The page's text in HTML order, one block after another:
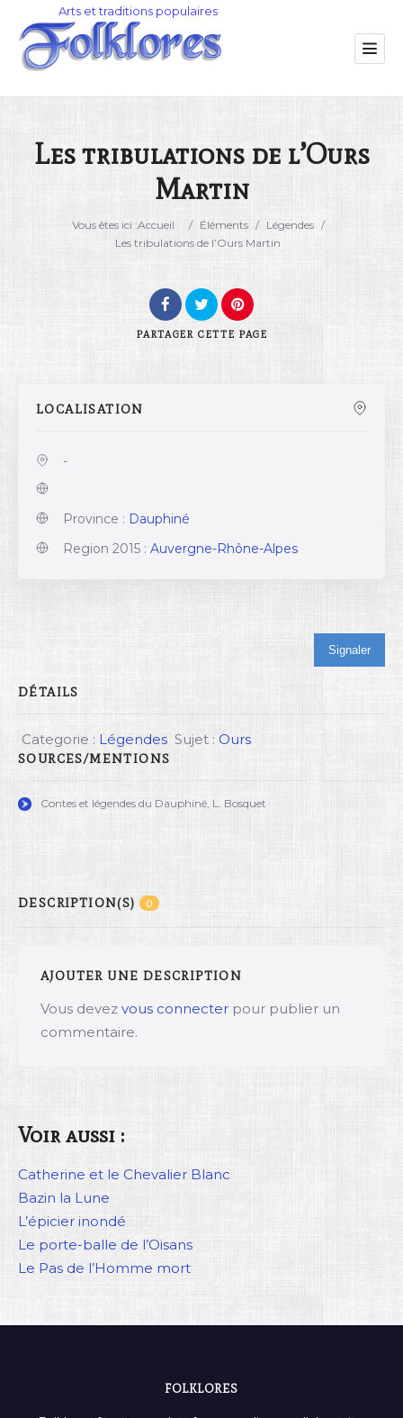
Les tribulations de l’Ours
Martin
Vous êtes ici :Accueil / Éléments / Légendes /
Les tribulations de l’Ours Martin
PARTAGER CETTE PAGE
LOCALISATION
-
Province : Dauphiné
Region 2015 : Auvergne-Rhône-Alpes
Signaler
DÉTAILS
Categorie : Légendes Sujet : Ours
SOURCES/MENTIONS
Contes et légendes du Dauphiné, L. Bosquet
DESCRIPTION(S) 0
AJOUTER UNE DESCRIPTION
Vous devez vous connecter pour publier un
commentaire.
Voir aussi :
Catherine et le Chevalier Blanc
Bazin la Lune
L’épicier inondé
Le porte-balle de l’Oisans
Le Pas de l’Homme mort
FOLKLORES